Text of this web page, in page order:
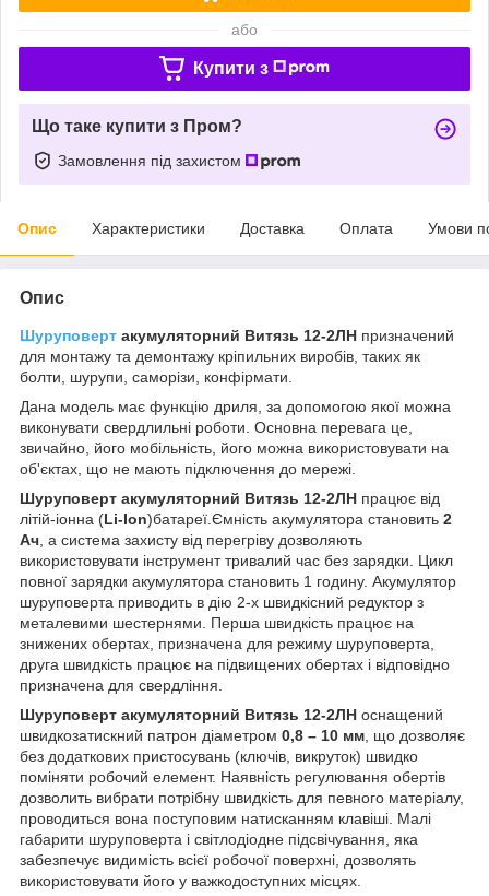
або
Купити з
Що таке купити з Пром?
Замовлення під захистом
Опис Характеристики Доставка Оплата Умови
Опис
Шуруповерт акумуляторний Витязь 12-2ЛН призначений
для монтажу та демонтажу кріпильних виробів, таких як
болти, шурупи, саморізи, конфірмати.
Дана модель має функцію дриля, за допомогою якої можна
виконувати свердлильні роботи. Основна перевага це,
звичайно, його мобільність, його можна використовувати на
об'єктах, що не мають підключення до мережі.
Шуруповерт акумуляторний Витязь 12-2ЛН працює від
літій-іонна (Li-Ion)батареї.Ємність акумулятора становить 2
Ач , а система захисту від перегріву дозволяють
використовувати інструмент тривалий час без зарядки. Цикл
повної зарядки акумулятора становить 1 годину. Акумулятор
шуруповерта приводить в дію 2-х швидкісний редуктор з
металевими шестернями. Перша швидкість працює на
знижених обертах, призначена для режиму шуруповерта,
друга швидкість працює на підвищених обертах і відповідно
призначена для свердління.
Шуруповерт акумуляторний Витязь 12-2ЛН оснащений
швидкозатискний патрон діаметром 0,8 – 10 мм , що дозволяє
без додаткових пристосувань (ключів, викруток) швидко
поміняти робочий елемент. Наявність регулювання обертів
дозволить вибрати потрібну швидкість для певного матеріалу,
проводиться вона поступовим натисканням клавіші. Малі
габарити шуруповерта і світлодіодне підсвічування, яка
забезпечує видимість всієї робочої поверхні, дозволять
використовувати його у важкодоступних місцях.